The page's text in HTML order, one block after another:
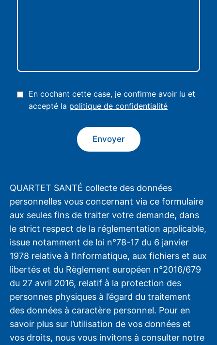
En cochant cette case, je confirme avoir lu et
accepté la politique de confidentialité
QUARTET SANTÉ collecte des données
personnelles vous concernant via ce formulaire
aux seules fins de traiter votre demande, dans
le strict respect de la réglementation applicable,
issue notamment de loi n°78-17 du 6 janvier
1978 relative à l’Informatique, aux fichiers et aux
libertés et du Règlement européen n°2016/679
du 27 avril 2016, relatif à la protection des
personnes physiques à l’égard du traitement
des données à caractère personnel. Pour en
savoir plus sur l’utilisation de vos données et
vos droits, nous vous invitons à consulter notre